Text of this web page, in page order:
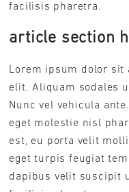
facilisis pharetra.
article section
Lorem ipsum dolor sit
elit. Aliquam sodales
Nunc vel vehicula
eget molestie nisl
est, eu porta velit
eget turpis feugiat
dapibus velit suscipit